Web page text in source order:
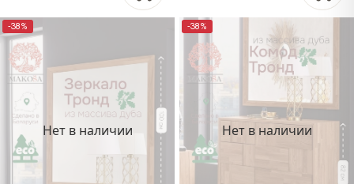
Нет в наличии
-38%
Нет в наличии
-38%